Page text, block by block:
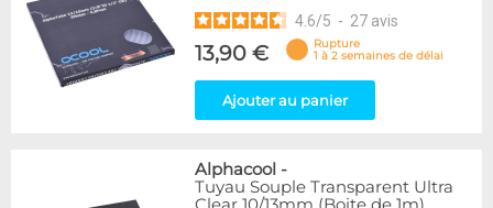
4.6/5 - 27 avis
13,90 €
Rupture
1 à 2 semaines de délai
Ajouter au panier
Alphacool -
Tuyau Souple Transparent Ultra